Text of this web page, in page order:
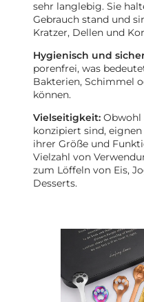
sehr langlebig. Sie
Gebrauch stand und
Kratzer, Dellen und
Hygienisch und
porenfrei, was
Bakterien, Schimmel
können.
Vielseitigkeit: Obwohl
konzipiert sind,
ihrer Größe und
Vielzahl von
zum Löffeln von Eis,
Desserts.